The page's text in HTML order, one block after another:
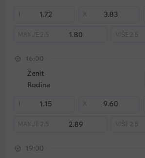
1 1.72 3.83
MANJE 2.5 1.80 VIŠE 2.5
16:00
Zenit
Rodina
1 1.15 9.60
MANJE 2.5 2.89 VIŠE 2.5
19:00